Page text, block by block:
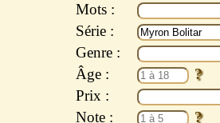
Mots :
Série :
Genre :
Âge :
Prix :
Note :